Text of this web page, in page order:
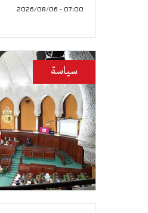
07:00 - 2026/08/06
سياسة